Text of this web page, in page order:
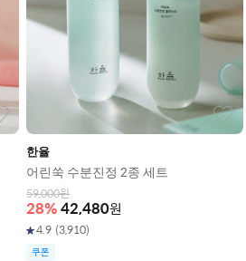
한율
어린쑥 수분진정 2종 세트
59,000원
28% 42,480원
4.9 (3,910)
쿠폰